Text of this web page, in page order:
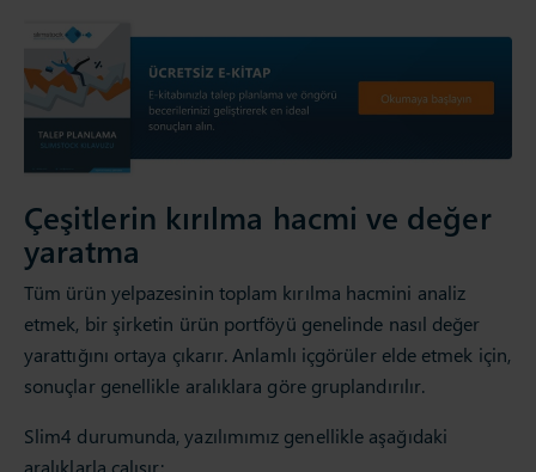
Çeşitlerin kırılma hacmi ve değer
yaratma
Tüm ürün yelpazesinin toplam kırılma hacmini analiz
etmek, bir şirketin ürün portföyü genelinde nasıl değer
yarattığını ortaya çıkarır. Anlamlı içgörüler elde etmek için,
sonuçlar genellikle aralıklara göre gruplandırılır.
Slim4 durumunda, yazılımımız genellikle aşağıdaki